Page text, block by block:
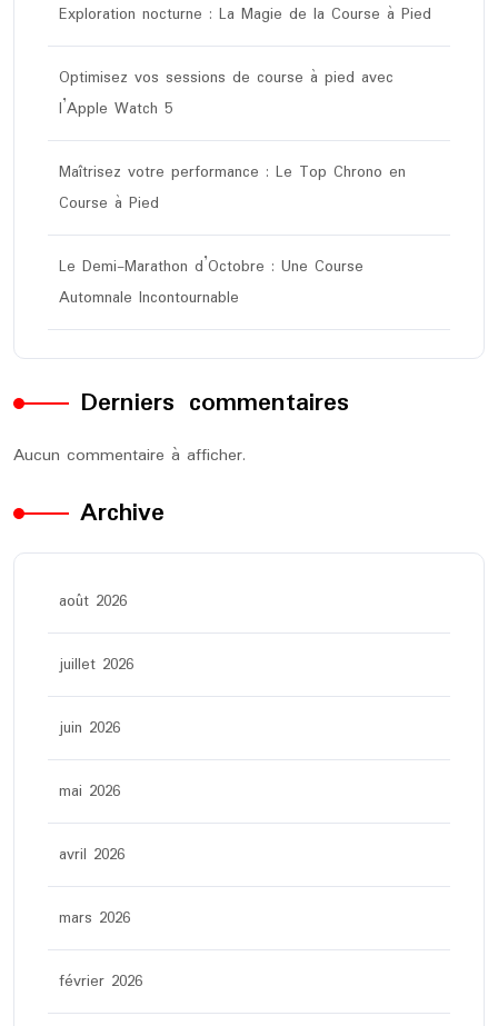
Exploration nocturne : La Magie de la Course à Pied
Optimisez vos sessions de course à pied avec
l’Apple Watch 5
Maîtrisez votre performance : Le Top Chrono en
Course à Pied
Le Demi-Marathon d’Octobre : Une Course
Automnale Incontournable
Derniers commentaires
Aucun commentaire à afficher.
Archive
août 2026
juillet 2026
juin 2026
mai 2026
avril 2026
mars 2026
février 2026